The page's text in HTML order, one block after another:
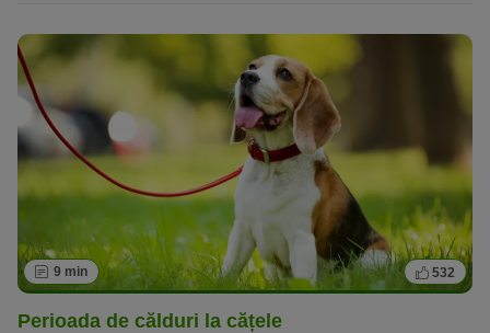
9 min 532
Perioada de călduri la cățele